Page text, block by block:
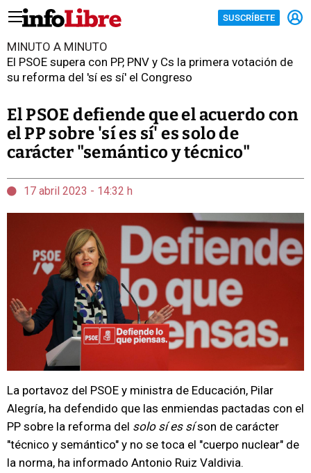
SUSCRÍBETE
MINUTO A MINUTO
El PSOE supera con PP, PNV y Cs la primera votación de
su reforma del 'sí es sí' el Congreso
El PSOE defiende que el acuerdo con
el PP sobre 'sí es sí' es solo de
carácter "semántico y técnico"
17 abril 2023 - 14:32 h
La portavoz del PSOE y ministra de Educación, Pilar
Alegría, ha defendido que las enmiendas pactadas con el
PP sobre la reforma del solo sí es síson de carácter
"técnico y semántico" y no se toca el "cuerpo nuclear" de
la norma, ha informado Antonio Ruiz Valdivia.